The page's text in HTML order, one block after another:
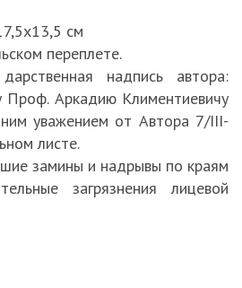
см
переплете.
надпись автора:
Проф. Аркадию Климентиевичу
уважением от Автора 7/III-
листе.
замины и надрывы по краям
загрязнения лицевой